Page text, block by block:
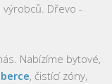
Dřevo -
Nabízíme bytové,
, čistící zóny,